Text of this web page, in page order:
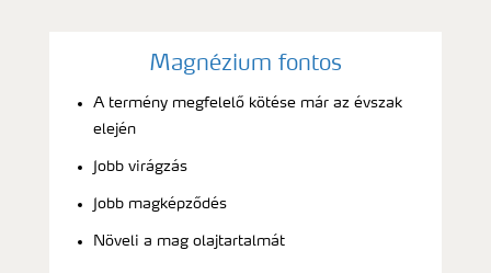
Magnézium fontos
A termény megfelelő kötése már az évszak
elején
Jobb virágzás
Jobb magképződés
Növeli a mag olajtartalmát